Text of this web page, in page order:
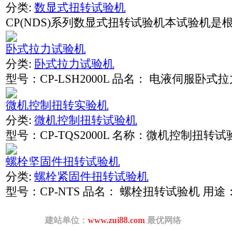
分类: 数显式扭转试验机
CP(NDS)系列数显式扭转试验机本试验机是
卧式拉力试验机
分类: 卧式拉力试验机
型号：CP-LSH2000L 品名： 电液伺服卧式
微机控制扭转实验机
分类: 微机控制扭转试验机
型号：CP-TQS2000L 名称：微机控制扭转
螺栓坚固件扭转试验机
分类: 螺栓紧固件扭转试验机
型号：CP-NTS 品名： 螺栓扭转试验机 用